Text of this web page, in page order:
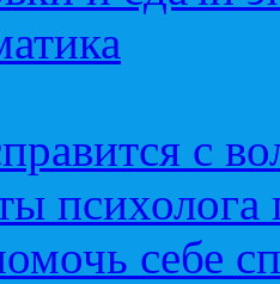
с
себе